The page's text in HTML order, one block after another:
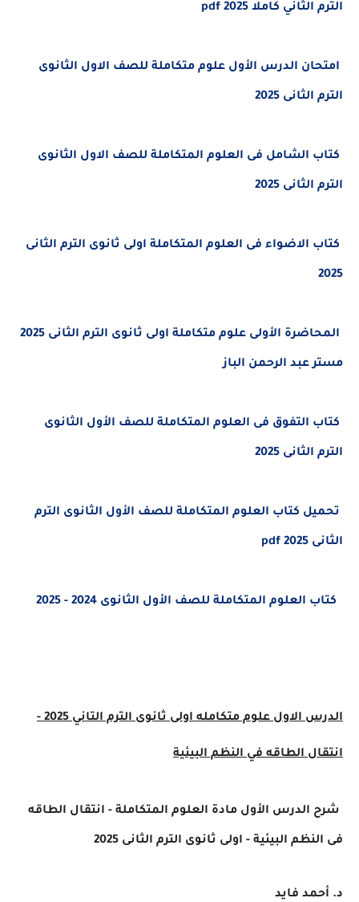
الترم الثاني كاملا pdf 2025
امتحان الدرس الأول علوم متكاملة للصف الاول الثانوى
الترم الثانى 2025
كتاب الشامل فى العلوم المتكاملة للصف الاول الثانوى
الترم الثانى 2025
كتاب الاضواء فى العلوم المتكاملة اولى ثانوى الترم الثانى
2025
المحاضرة الأولى علوم متكاملة اولى ثانوى الترم الثانى 2025
مستر عبد الرحمن الباز
كتاب التفوق فى العلوم المتكاملة للصف الأول الثانوى
الترم الثانى 2025
تحميل كتاب العلوم المتكاملة للصف الأول الثانوى الترم
الثانى 2025 pdf
كتاب العلوم المتكاملة للصف الأول الثانوى 2024 - 2025
الدرس الاول علوم متكامله اولى ثانوى الترم التاني 2025 -
انتقال الطاقه في النظم البيئية
شرح الدرس الأول مادة العلوم المتكاملة - انتقال الطاقه
فى النظم البيئية - اولى ثانوى الترم الثانى 2025
د. أحمد فايد